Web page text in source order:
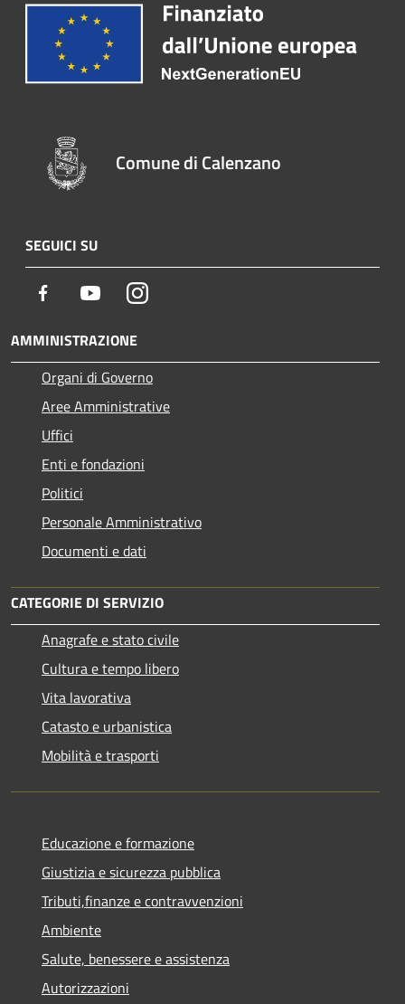
Comune di Calenzano
SEGUICI SU
Facebook YoutubeInstagram
AMMINISTRAZIONE
Organi di Governo
Aree Amministrative
Uffici
Enti e fondazioni
Politici
Personale Amministrativo
Documenti e dati
CATEGORIE DI SERVIZIO
Anagrafe e stato civile
Cultura e tempo libero
Vita lavorativa
Catasto e urbanistica
Mobilità e trasporti
Educazione e formazione
Giustizia e sicurezza pubblica
Tributi,finanze e contravvenzioni
Ambiente
Salute, benessere e assistenza
Autorizzazioni